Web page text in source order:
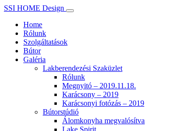
SSI HOME Design
Home
Rólunk
Szolgáltatások
Bútor
Galéria
Lakberendezési Szaküzlet
Rólunk
Megnyitó – 2019.11.18.
Karácsony – 2019
Karácsonyi fotózás – 2019
Bútorstúdió
Álomkonyha megvalósítva
Lake Spirit